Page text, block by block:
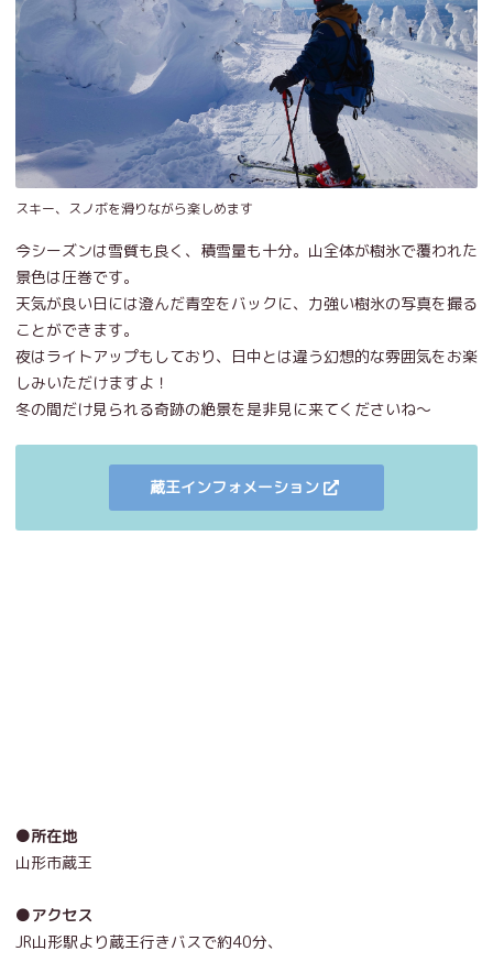
スキー、スノボを滑りながら楽しめます
今シーズンは雪質も良く、積雪量も十分。山全体が樹氷で覆われた
景色は圧巻です。
天気が良い日には澄んだ青空をバックに、力強い樹氷の写真を撮る
ことができます。
夜はライトアップもしており、日中とは違う幻想的な雰囲気をお楽
しみいただけますよ！
冬の間だけ見られる奇跡の絶景を是非見に来てくださいね～
蔵王インフォメーション
●所在地
山形市蔵王
●アクセス
JR山形駅より蔵王行きバスで約40分、